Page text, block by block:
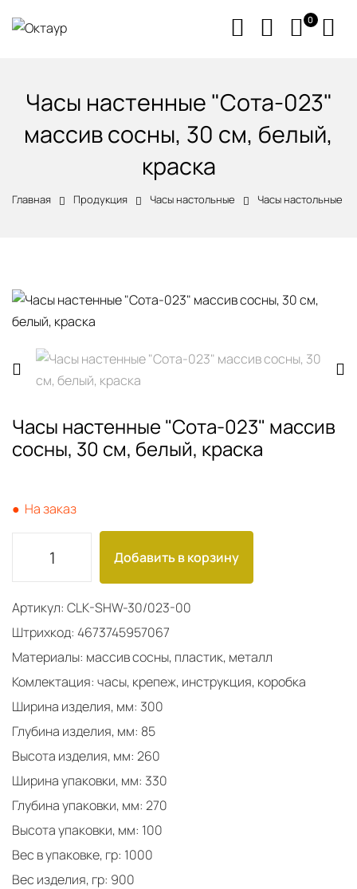
0
Часы настенные "Сота-023"
массив сосны, 30 см, белый,
краска
Главная Продукция Часы настольные Часы настольные
Часы настенные "Сота-023" массив
сосны, 30 см, белый, краска
● На заказ
Добавить в корзину
Артикул: CLK-SHW-30/023-00
Штрихкод: 4673745957067
Материалы: массив сосны, пластик, металл
Комлектация: часы, крепеж, инструкция, коробка
Ширина изделия, мм: 300
Глубина изделия, мм: 85
Высота изделия, мм: 260
Ширина упаковки, мм: 330
Глубина упаковки, мм: 270
Высота упаковки, мм: 100
Вес в упаковке, гр: 1000
Вес изделия, гр: 900